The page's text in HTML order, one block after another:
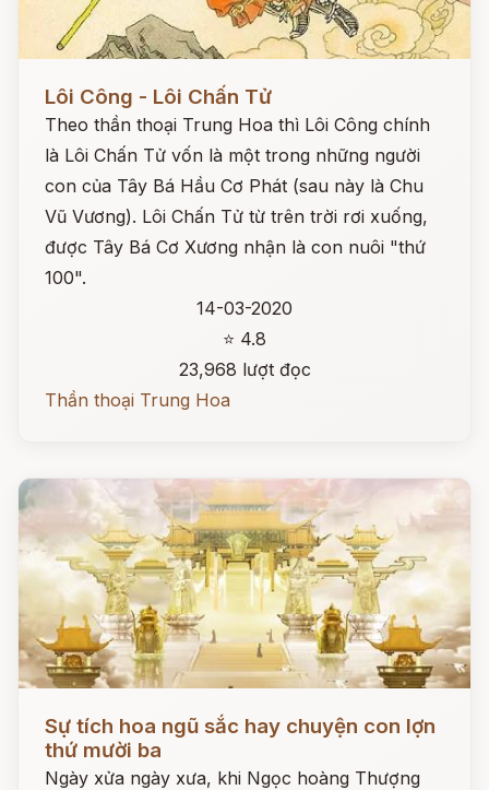
Lôi Công - Lôi Chấn Tử
Theo thần thoại Trung Hoa thì Lôi Công chính
là Lôi Chấn Tử vốn là một trong những người
con của Tây Bá Hầu Cơ Phát (sau này là Chu
Vũ Vương). Lôi Chấn Tử từ trên trời rơi xuống,
được Tây Bá Cơ Xương nhận là con nuôi "thứ
100".
14-03-2020
⭐ 4.8
23,968 lượt đọc
Thần thoại Trung Hoa
Sự tích hoa ngũ sắc hay chuyện con lợn
thứ mười ba
Ngày xửa ngày xưa, khi Ngọc hoàng Thượng